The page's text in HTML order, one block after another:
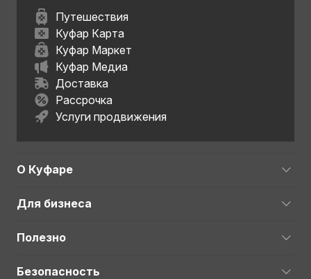
Путешествия
Куфар Карта
Куфар Маркет
Куфар Медиа
Доставка
Рассрочка
Услуги продвижения
О Куфаре
Для бизнеса
Полезно
Безопасность